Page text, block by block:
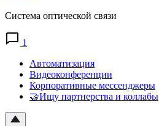
Система оптической связи
1
Автоматизация
Видеоконференции
Корпоративные мессенджеры
🤝Ищу партнерства и коллабы